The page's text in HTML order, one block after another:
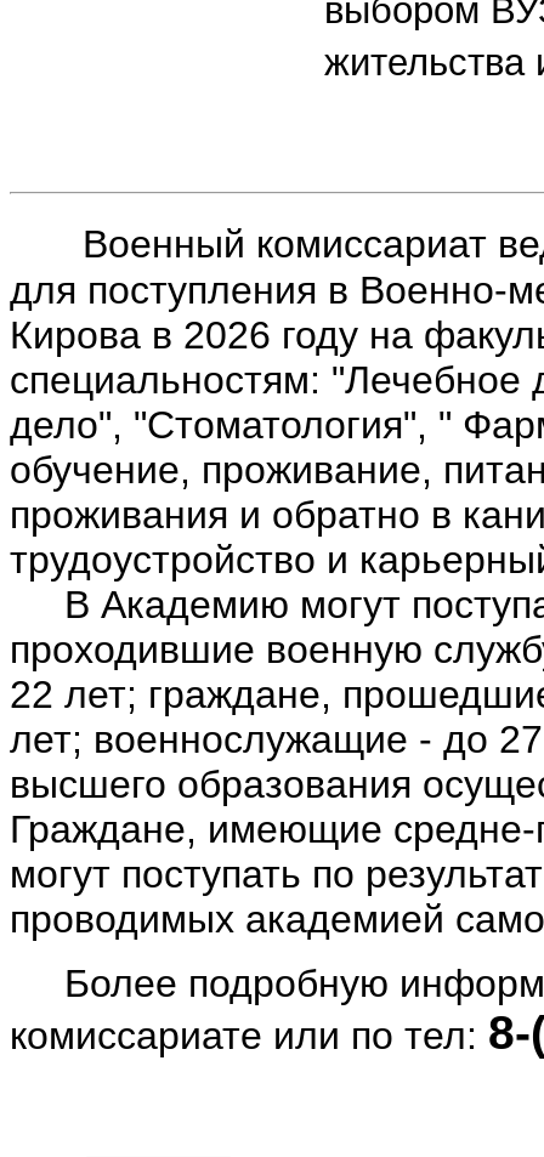
выбором
Военный комиссариат
для поступления в
Кирова в 2026 году на
специальностям:
дело", "Стоматология", "
обучение, проживание,
проживания и обратно в
трудоустройство и
В Академию могут
проходившие военную
22 лет; граждане,
лет; военнослужащие - до
высшего образования
Граждане, имеющие
могут поступать по
проводимых академией
Более подробную
комиссариате или по тел: 8-